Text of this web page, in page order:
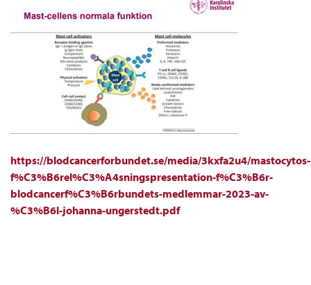
https://blodcancerforbundet.se/media/3kxfa2u4/mastocytos-
f%C3%B6rel%C3%A4sningspresentation-f%C3%B6r-
blodcancerf%C3%B6rbundets-medlemmar-2023-av-
%C3%B6l-johanna-ungerstedt.pdf